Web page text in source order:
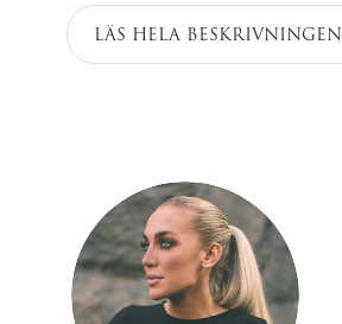
LÄS HELA BESKRIVNINGEN